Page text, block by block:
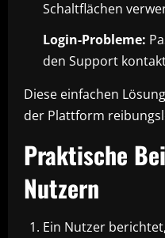
Schaltflächen
Login-Probleme:
den Support
Diese einfachen
der Plattform
Praktische
Nutzern
Ein Nutzer